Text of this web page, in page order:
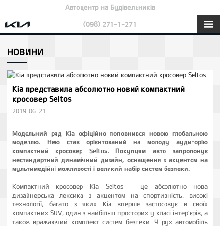
Автоцентр на Будівельників
(098) 271-1-271
НОВИНИ
Kia представила абсолютно новий компактний
кросовер Seltos
2019-06-21
Модельний ряд Kia офіційно поповнився новою глобальною
моделлю. Нею став орієнтований на молоду аудиторію
компактний кросовер Seltos. Покупцям авто запропонує
нестандартний динамічний дизайн, оснащення з акцентом на
мультимедійні можливості і великий набір систем безпеки.
Компактний кросовер Kia Seltos – це абсолютно нова
дизайнерська лексика з акцентом на спортивність, високі
технології, багато з яких Kia вперше застосовує в своїх
компактних SUV, один з найбільш просторих у класі інтер'єрів, а
також вражаючий комплект систем безпеки. У рух автомобіль